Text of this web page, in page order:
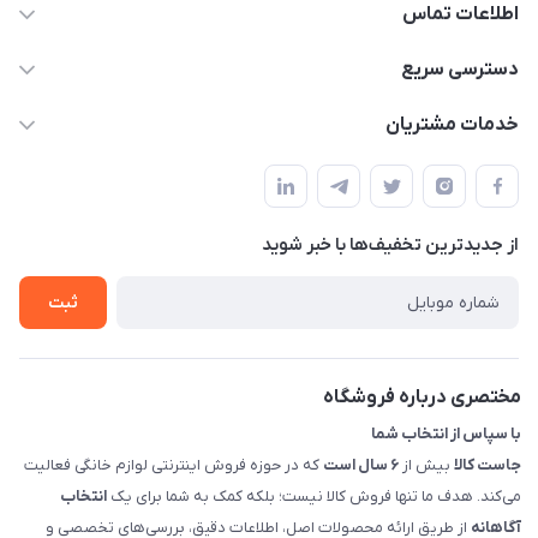
اطلاعات تماس
09398557137
سمت چپ (فروشگاه صوتی عباسی) - "تحویل حضوری فقط با
هماهنگی"
دسترسی سریع
لیست محصولات
حساب کاربری
تماس با ما
خدمات مشتریان
راهنما
پرسش های شما
شرایط و ضوابط گارانتی
روش های بازگرداندن کالا
از جدید‌ترین تخفیف‌ها با‌ خبر شوید
ثبت
مختصری درباره فروشگاه
با سپاس از انتخاب شما
جاست کالا بیش از ۶ سال است
که در حوزه فروش اینترنتی لوازم خانگی فعالیت
می‌کند. هدف ما تنها فروش کالا نیست؛ بلکه کمک به شما برای یک انتخاب
آگاهانه از طریق ارائه محصولات اصل، اطلاعات دقیق، بررسی‌های تخصصی و